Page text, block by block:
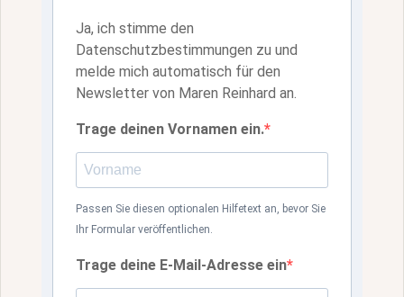
Ja, ich stimme den
Datenschutzbestimmungen zu und
melde mich automatisch für den
Newsletter von Maren Reinhard an.
Trage deinen Vornamen ein.
Passen Sie diesen optionalen Hilfetext an, bevor Sie
Ihr Formular veröffentlichen.
Trage deine E-Mail-Adresse ein